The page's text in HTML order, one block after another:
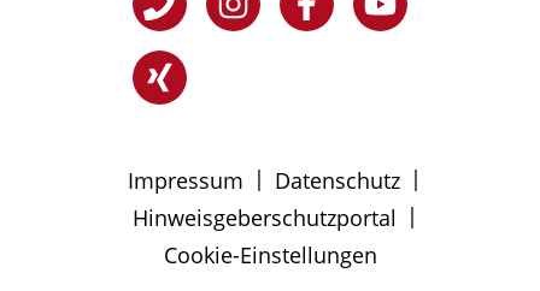
Impressum | Datenschutz |
Hinweisgeberschutzportal |
Cookie-Einstellungen